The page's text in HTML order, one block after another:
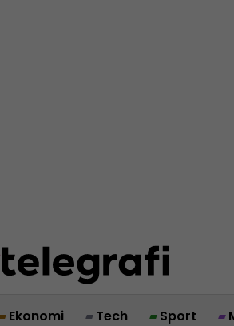
Ekonomi Tech Sport